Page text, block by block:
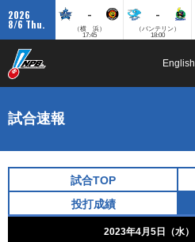
2026
8/6 Thu.
-
（横 浜）
17:45
-
（バンテリン）
18:00
English
試合速報
試合TOP
投打成績
2023年4月5日（水）